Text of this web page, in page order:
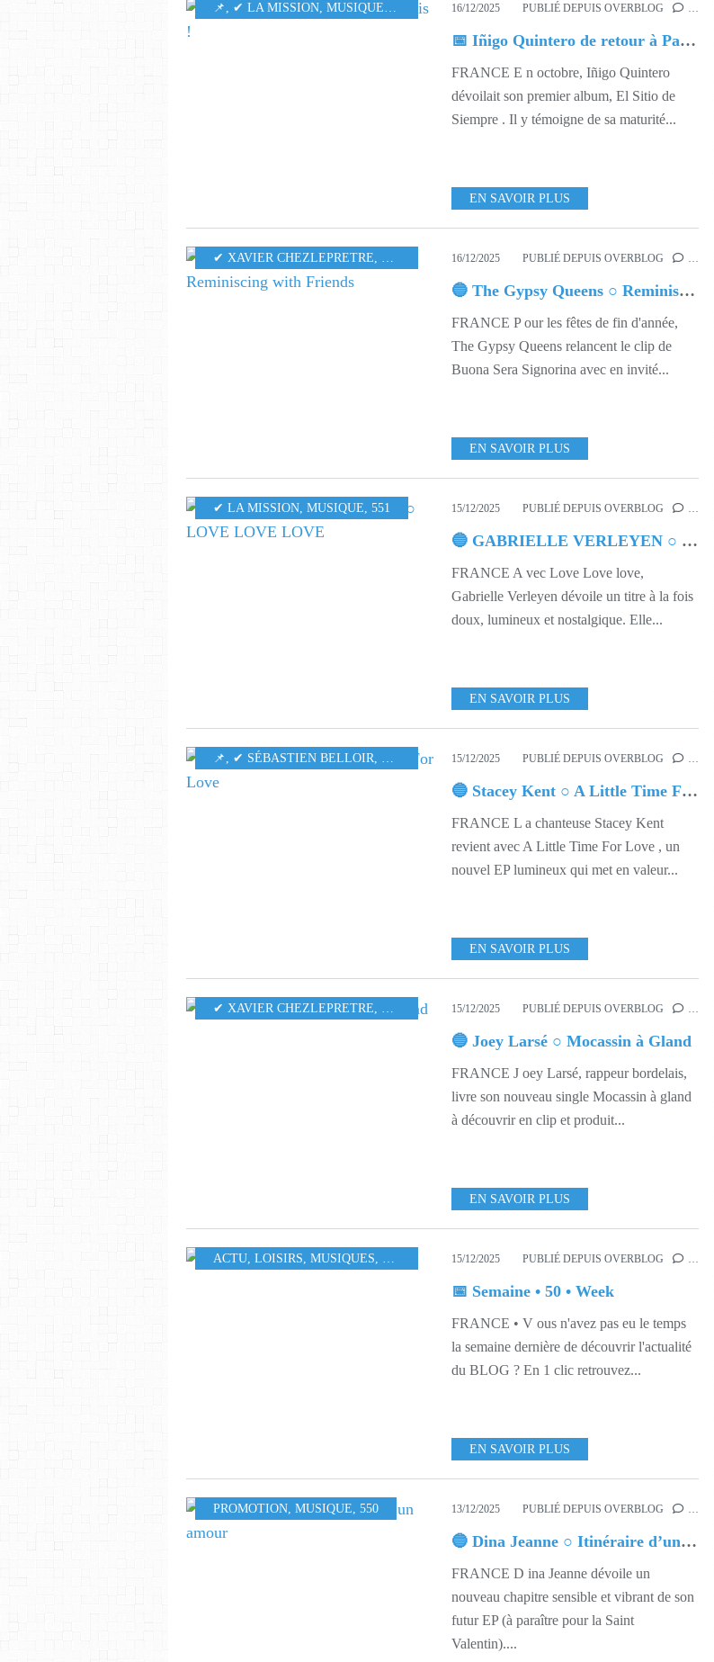
​​​​​​​📌 , ✔ LA MISSION, MUSIQUE, 551 610 16/12/2025 PUBLIÉ DEPUIS OVERBLOG …
📅 Iñigo Quintero de retour à Paris !
FRANCE E n octobre, Iñigo Quintero
dévoilait son premier album, El Sitio de
Siempre . Il y témoigne de sa maturité...
EN SAVOIR PLUS
✔ XAVIER CHEZLEPRETRE, MUSIQUE 551
16/12/2025 PUBLIÉ DEPUIS OVERBLOG …
🔵 The Gypsy Queens ○ Reminiscing with Friends
FRANCE P our les fêtes de fin d'année,
The Gypsy Queens relancent le clip de
Buona Sera Signorina avec en invité...
EN SAVOIR PLUS
✔ LA MISSION, MUSIQUE, 551 15/12/2025 PUBLIÉ DEPUIS OVERBLOG …
🔵 GABRIELLE VERLEYEN ○ LOVE LOVE LOVE
FRANCE A vec Love Love love,
Gabrielle Verleyen dévoile un titre à la fois
doux, lumineux et nostalgique. Elle...
EN SAVOIR PLUS
​​​​​​​📌 , ✔ SÉBASTIEN BELLOIR, MUSIQUE 551,614,650
15/12/2025 PUBLIÉ DEPUIS OVERBLOG …
🔵 Stacey Kent ○ A Little Time For Love
FRANCE L a chanteuse Stacey Kent
revient avec A Little Time For Love , un
nouvel EP lumineux qui met en valeur...
EN SAVOIR PLUS
✔ XAVIER CHEZLEPRETRE, MUSIQUE 551
15/12/2025 PUBLIÉ DEPUIS OVERBLOG …
🔵 Joey Larsé ○ Mocassin à Gland
FRANCE J oey Larsé, rappeur bordelais,
livre son nouveau single Mocassin à gland
à découvrir en clip et produit...
EN SAVOIR PLUS
ACTU, LOISIRS, MUSIQUES, 550 15/12/2025 PUBLIÉ DEPUIS OVERBLOG …
📅 Semaine • 50 • Week
FRANCE • V ous n'avez pas eu le temps
la semaine dernière de découvrir l'actualité
du BLOG ? En 1 clic retrouvez...
EN SAVOIR PLUS
PROMOTION, MUSIQUE, 550 13/12/2025 PUBLIÉ DEPUIS OVERBLOG …
🔵 Dina Jeanne ○ Itinéraire d’un amour
FRANCE D ina Jeanne dévoile un
nouveau chapitre sensible et vibrant de son
futur EP (à paraître pour la Saint
Valentin)....